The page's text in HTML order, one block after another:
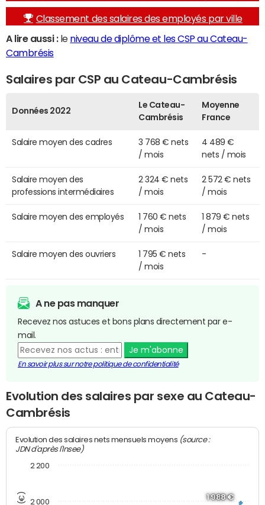
Classement des salaires des employés par ville
A lire aussi :le niveau de diplôme et les CSP au Cateau-
Cambrésis
Salaires par CSP au Cateau-Cambrésis
Données 2022
Le Cateau-
Cambrésis
Moyenne
France
Salaire moyen des cadres
3 768 € nets
/ mois
4 489 €
nets / mois
Salaire moyen des
professions intermédiaires
2 324 € nets
/ mois
2 572 € nets
/ mois
Salaire moyen des employés
1 760 € nets
/ mois
1 879 € nets
/ mois
Salaire moyen des ouvriers
1 795 € nets
/ mois
-
A ne pas manquer
Recevez nos astuces et bons plans directement par e-
mail.
Je m'abonne
En savoir plus sur notre politique de confidentialité
Evolution des salaires par sexe au Cateau-
Cambrésis
Evolution des salaires nets mensuels moyens (source :
JDN d'après l'Insee)
1 988 €
2 000
2 200